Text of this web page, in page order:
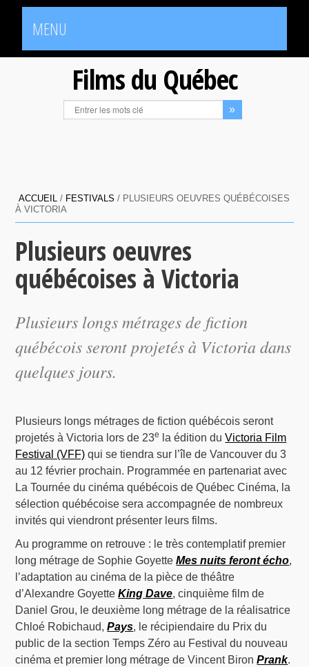
MENU
Films du Québec
ACCUEIL / FESTIVALS / PLUSIEURS OEUVRES QUÉBÉCOISES
À VICTORIA
Plusieurs oeuvres
québécoises à Victoria
Plusieurs longs métrages de fiction
québécois seront projetés à Victoria dans
quelques jours.
Plusieurs longs métrages de fiction québécois seront
projetés à Victoria lors de 23e la édition duVictoria Film
Festival (VFF) qui se tiendra sur l’île de Vancouver du 3
au 12 février prochain. Programmée en partenariat avec
La Tournée du cinéma québécois de Québec Cinéma, la
sélection québécoise sera accompagnée de nombreux
invités qui viendront présenter leurs films.
Au programme on retrouve : le très contemplatif premier
long métrage de Sophie GoyetteMes nuits feront écho,
l’adaptation au cinéma de la pièce de théâtre
d’Alexandre GoyetteKing Dave, cinquième film de
Daniel Grou, le deuxième long métrage de la réalisatrice
Chloé Robichaud,Pays, le récipiendaire du Prix du
public de la section Temps Zéro au Festival du nouveau
cinéma et premier long métrage de Vincent BironPrank.